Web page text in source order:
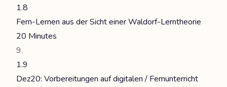
1.8
Fern-Lernen aus der Sicht einer Waldorf-Lerntheorie
20 Minutes
1.9
Dez20: Vorbereitungen auf digitalen / Fernunterricht